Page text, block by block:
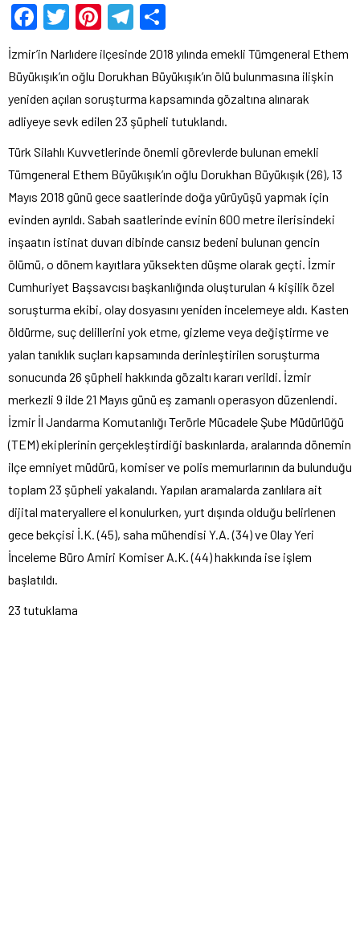
Facebook
Twitter
Pinterest
Telegram
İzmir’in Narlıdere ilçesinde 2018 yılında emekli Tümgeneral Ethem
Büyükışık’ın oğlu Dorukhan Büyükışık’ın ölü bulunmasına ilişkin
yeniden açılan soruşturma kapsamında gözaltına alınarak
adliyeye sevk edilen 23 şüpheli tutuklandı.
Türk Silahlı Kuvvetlerinde önemli görevlerde bulunan emekli
Tümgeneral Ethem Büyükışık’ın oğlu Dorukhan Büyükışık (26), 13
Mayıs 2018 günü gece saatlerinde doğa yürüyüşü yapmak için
evinden ayrıldı. Sabah saatlerinde evinin 600 metre ilerisindeki
inşaatın istinat duvarı dibinde cansız bedeni bulunan gencin
ölümü, o dönem kayıtlara yüksekten düşme olarak geçti. İzmir
Cumhuriyet Başsavcısı başkanlığında oluşturulan 4 kişilik özel
soruşturma ekibi, olay dosyasını yeniden incelemeye aldı. Kasten
öldürme, suç delillerini yok etme, gizleme veya değiştirme ve
yalan tanıklık suçları kapsamında derinleştirilen soruşturma
sonucunda 26 şüpheli hakkında gözaltı kararı verildi. İzmir
merkezli 9 ilde 21 Mayıs günü eş zamanlı operasyon düzenlendi.
İzmir İl Jandarma Komutanlığı Terörle Mücadele Şube Müdürlüğü
(TEM) ekiplerinin gerçekleştirdiği baskınlarda, aralarında dönemin
ilçe emniyet müdürü, komiser ve polis memurlarının da bulunduğu
toplam 23 şüpheli yakalandı. Yapılan aramalarda zanlılara ait
dijital materyallere el konulurken, yurt dışında olduğu belirlenen
gece bekçisi İ.K. (45), saha mühendisi Y.A. (34) ve Olay Yeri
İnceleme Büro Amiri Komiser A.K. (44) hakkında ise işlem
başlatıldı.
23 tutuklama